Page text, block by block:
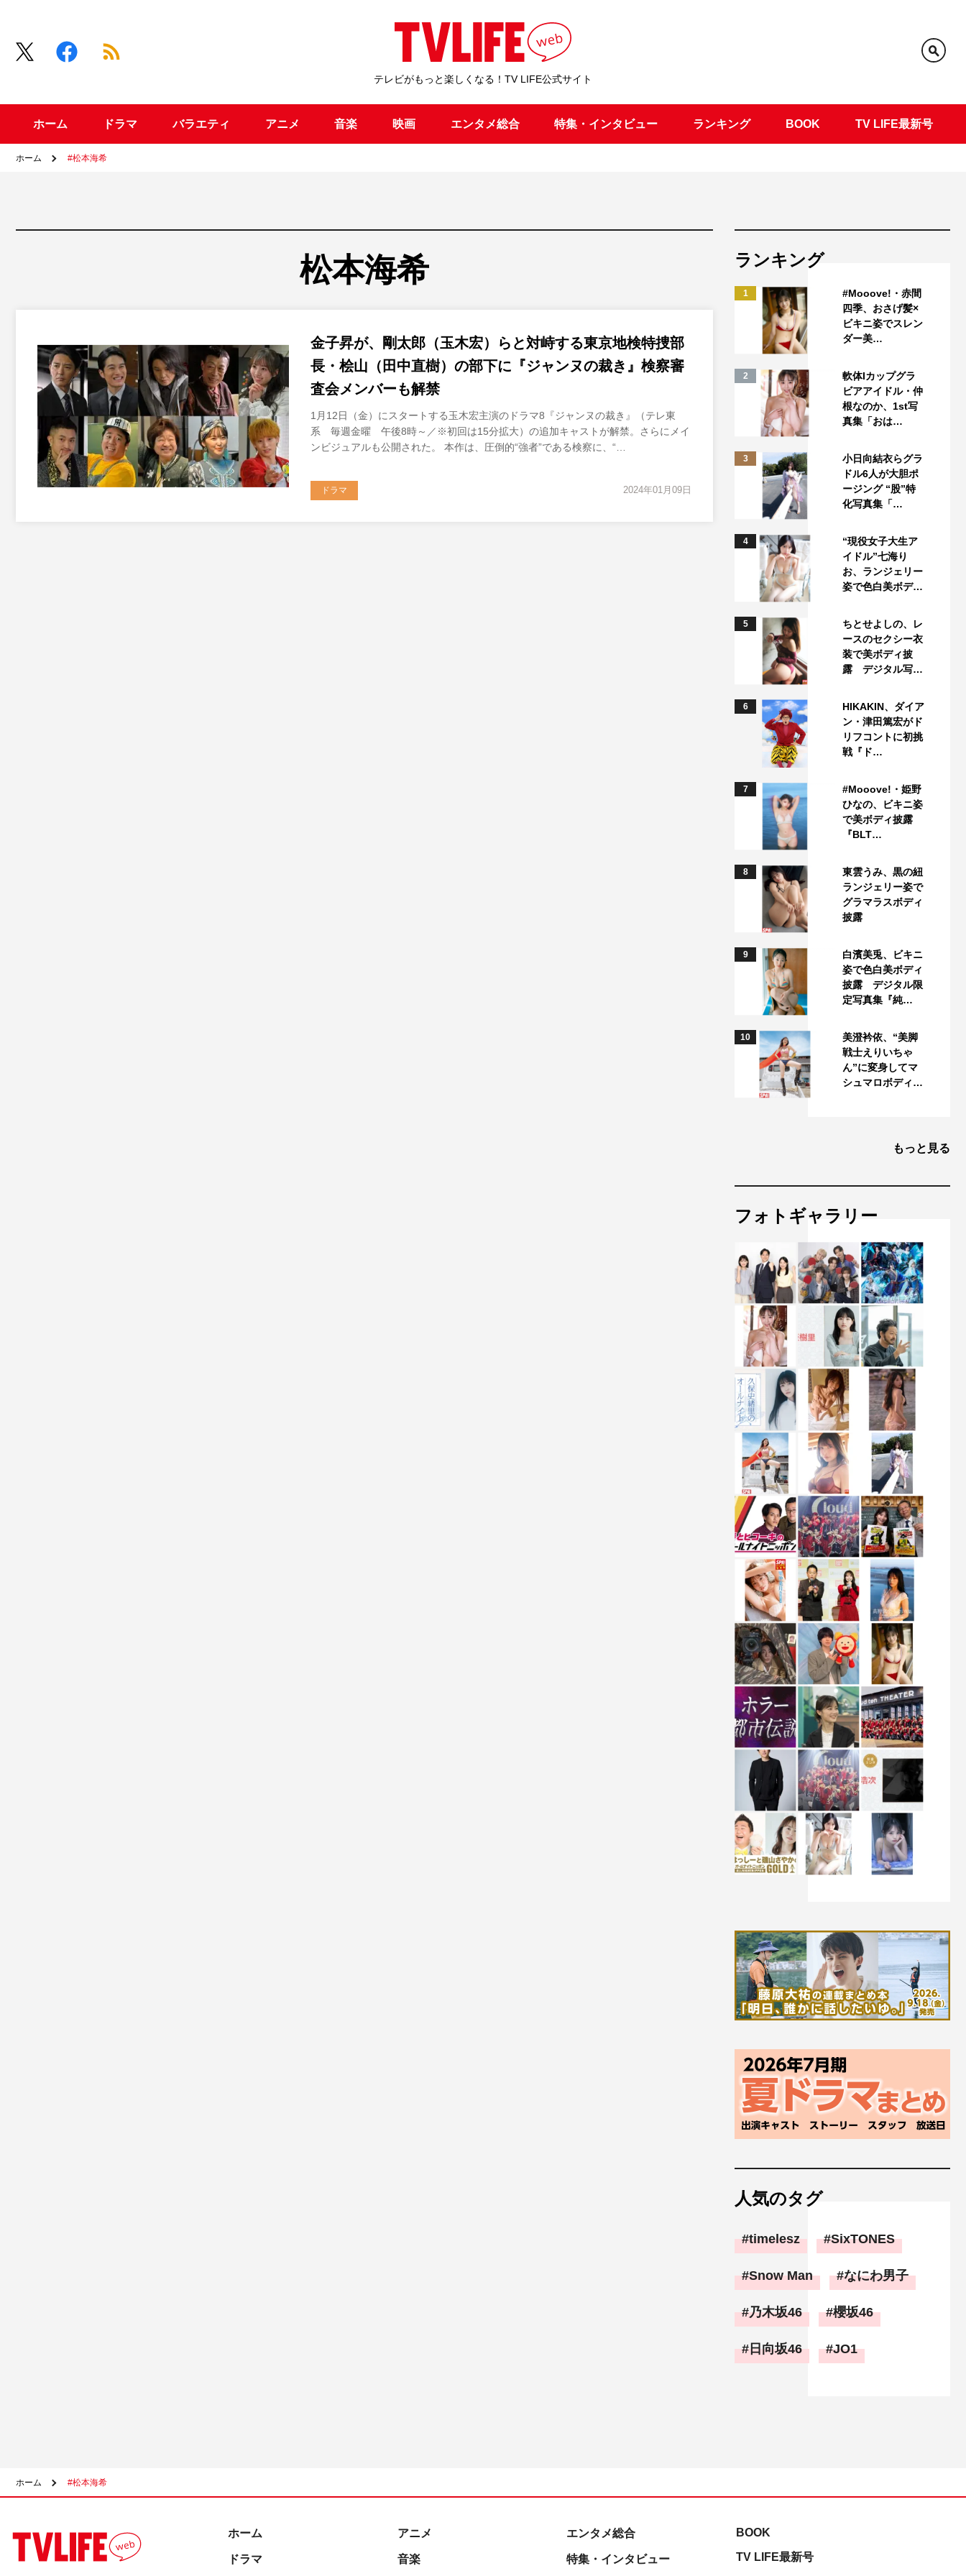
テレビがもっと楽しくなる！TV LIFE公式サイト
ホーム ドラマ バラエティ アニメ 音楽 映画 エンタメ総合 特集・インタビュー ランキング BOOK TV LIFE最新号
ホーム #松本海希
松本海希
金子昇が、剛太郎（玉木宏）らと対峙する東京地検特捜部
長・桧山（田中直樹）の部下に『ジャンヌの裁き』検察審
査会メンバーも解禁
1月12日（金）にスタートする玉木宏主演のドラマ8『ジャンヌの裁き』（テレ東
系 毎週金曜 午後8時～／※初回は15分拡大）の追加キャストが解禁。さらにメイ
ンビジュアルも公開された。 本作は、圧倒的“強者”である検察に、“…
2024年01月09日
ドラマ
ランキング
1
#Mooove!・赤間
四季、おさげ髪×
ビキニ姿でスレン
ダー美…
2
軟体Iカップグラ
ビアアイドル・仲
根なのか、1st写
真集「おは…
3
小日向結衣らグラ
ドル6人が大胆ポ
ージング “股”特
化写真集「…
4
“現役女子大生ア
イドル”七海り
お、ランジェリー
姿で色白美ボデ…
5
ちとせよしの、レ
ースのセクシー衣
装で美ボディ披
露 デジタル写…
6
HIKAKIN、ダイア
ン・津田篤宏がド
リフコントに初挑
戦『ド…
7
#Mooove!・姫野
ひなの、ビキニ姿
で美ボディ披露
『BLT…
8
東雲うみ、黒の紐
ランジェリー姿で
グラマラスボディ
披露
9
白濱美兎、ビキニ
姿で色白美ボディ
披露 デジタル限
定写真集『純…
10
美澄衿依、“美脚
戦士えりいちゃ
ん”に変身してマ
シュマロボディ…
もっと見る
フォトギャラリー
人気のタグ
timelesz SixTONES
Snow Man なにわ男子
乃木坂46 櫻坂46
日向坂46 JO1
ホーム #松本海希
ホーム
ドラマ
アニメ
音楽
エンタメ総合
特集・インタビュー
BOOK
TV LIFE最新号